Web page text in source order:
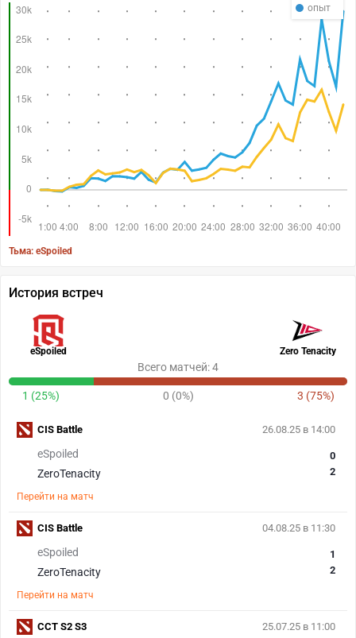
опыт
Тьма: eSpoiled
История встреч
eSpoiled Zero Tenacity
Всего матчей: 4
1 (25%) 0 (0%) 3 (75%)
26.08.25 в 14:00
eSpoiled
ZeroTenacity
0
2
Перейти на матч
CIS Battle
04.08.25 в 11:30
eSpoiled
ZeroTenacity
1
2
Перейти на матч
CIS Battle
25.07.25 в 11:00
CCT S2 S3